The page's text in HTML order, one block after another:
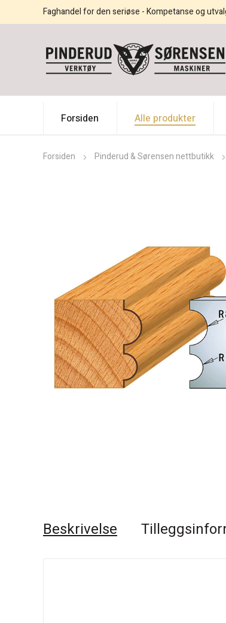
Faghandel for den seriøse - Kompetanse og
Forsiden Alle produkter
Forsiden Pinderud & Sørensen nettbutikk
Beskrivelse